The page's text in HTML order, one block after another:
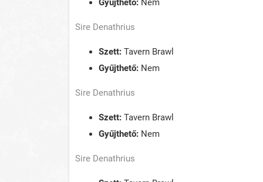
Gyűjthető: Nem
Sire Denathrius
Szett: Tavern Brawl
Gyűjthető: Nem
Sire Denathrius
Szett: Tavern Brawl
Gyűjthető: Nem
Sire Denathrius